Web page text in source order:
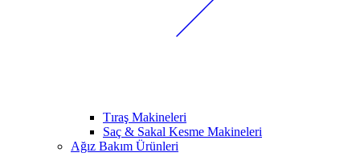
Tıraş Makineleri
Saç & Sakal Kesme Makineleri
Ağız Bakım Ürünleri